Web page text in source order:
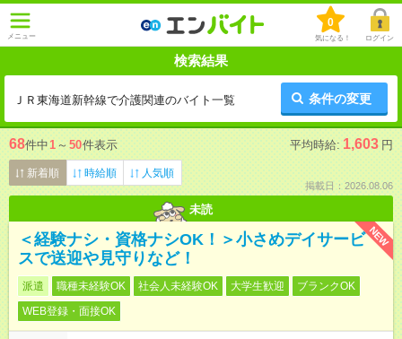
メニュー
0
気になる！ ログイン
検索結果
ＪＲ東海道新幹線で介護関連のバイト一覧 条件の変更
68件中1 ～ 50件表示 平均時給: 1,603 円
新着順 時給順 人気順
掲載日：2026.08.06
未読
NEW
＜経験ナシ・資格ナシOK！＞小さめデイサービ
スで送迎や見守りなど！
派遣 職種未経験OK 社会人未経験OK 大学生歓迎
ブランクOK
WEB登録・面接OK